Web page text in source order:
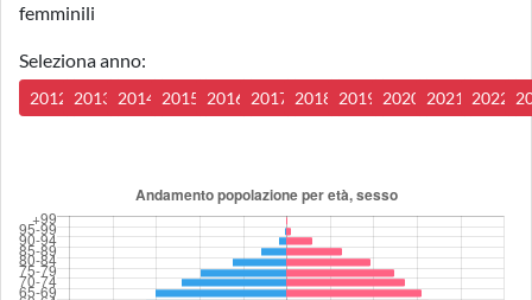
femminili
Seleziona anno:
2012 2013 2014 2015 2016 2017 2018 2019 2020 2021 2022